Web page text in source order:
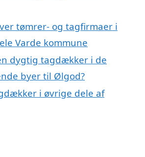
tømrer- og tagfirmaer i
Varde kommune
dygtig tagdækker i de
byer til Ølgod?
i øvrige dele af